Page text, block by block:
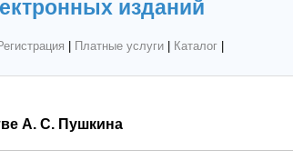
изданий
Платные услуги| Каталог|
А. С. Пушкина